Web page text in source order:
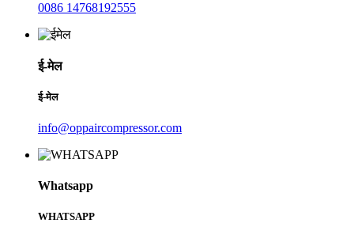
0086 14768192555
ई-मेल
ई-मेल
info@oppaircompressor.com
Whatsapp
WHATSAPP